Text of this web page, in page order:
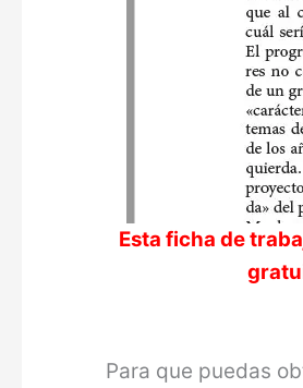
Esta ficha de
Para que puedas